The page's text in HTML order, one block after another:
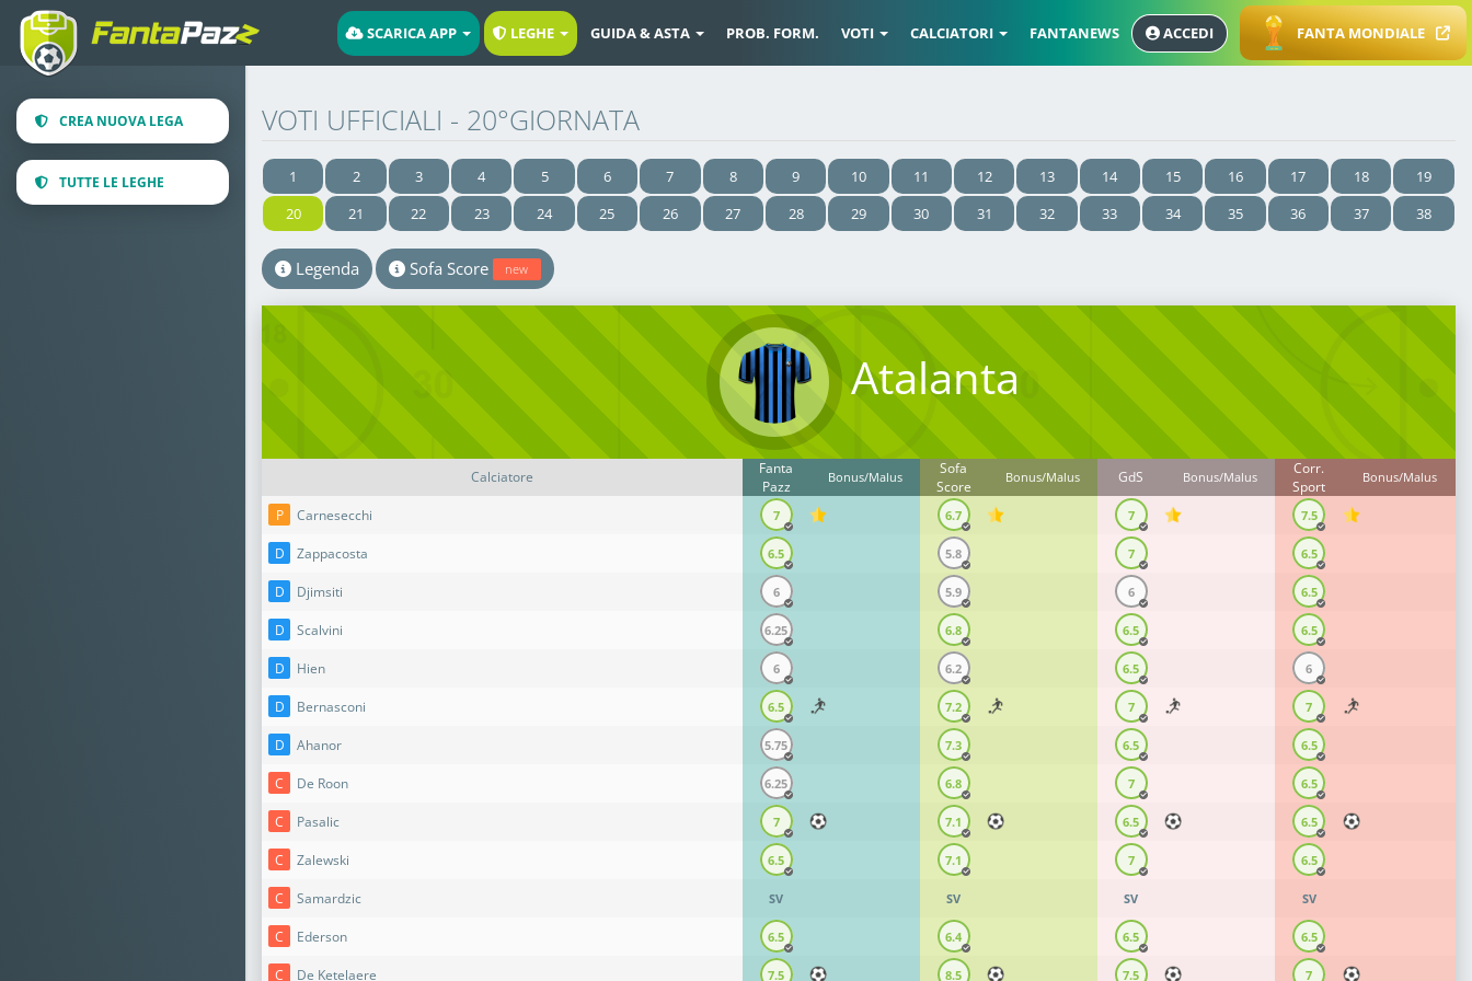
contenuto
FANTA MONDIALE
ACCEDI
SCARICA APP LEGHE GUIDA & ASTA PROB. FORM. VOTI CALCIATORI FANTANEWS
CREA NUOVA LEGA
TUTTE LE LEGHE
VOTI UFFICIALI - 20°GIORNATA
1 2 3 4 5 6 7 8 9 10 11 12 13 14 15 16 17 18
19
20
21 22 23 24 25 26 27 28 29 30 31 32 33 34 35 36 37 38
Legenda Sofa Score new
Atalanta
Calciatore
Fanta
Pazz
Bonus/Malus
Sofa
Score
Bonus/Malus GdS Bonus/Malus
Corr.
Sport
Bonus/Malus
P Carnesecchi 7 6.7 7 7.5
D Zappacosta 6.5 5.8 7 6.5
D Djimsiti 6 5.9 6 6.5
D Scalvini 6.25 6.8 6.5 6.5
D Hien 6 6.2 6.5 6
D Bernasconi 6.5 7.2 7 7
D Ahanor 5.75 7.3 6.5 6.5
C De Roon 6.25 6.8 7 6.5
C Pasalic 7 7.1 6.5 6.5
C Zalewski 6.5 7.1 7 6.5
C Samardzic SV SV SV SV
C Ederson 6.5 6.4 6.5 6.5
C De Ketelaere 7.5 8.5 7.5 7